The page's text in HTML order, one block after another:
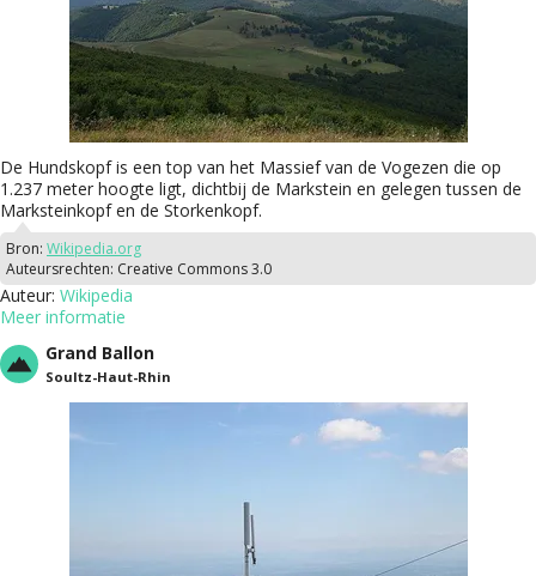
De Hundskopf is een top van het Massief van de Vogezen die op
1.237 meter hoogte ligt, dichtbij de Markstein en gelegen tussen de
Marksteinkopf en de Storkenkopf.
Bron: Wikipedia.org
Auteursrechten: Creative Commons 3.0
Auteur: Wikipedia
Meer informatie
Grand Ballon
Soultz-Haut-Rhin